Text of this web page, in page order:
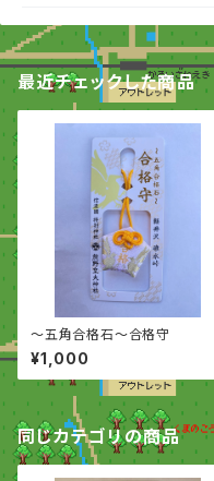
最近チェックした商品
〜五角合格石〜合格守
¥1,000
同じカテゴリの商品